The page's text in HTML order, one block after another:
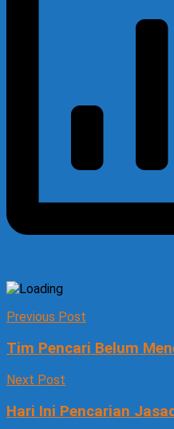
Previous Post
Tim Pencari Belum
Next Post
Hari Ini Pencarian